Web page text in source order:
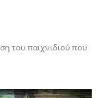
του παιχνιδιού που